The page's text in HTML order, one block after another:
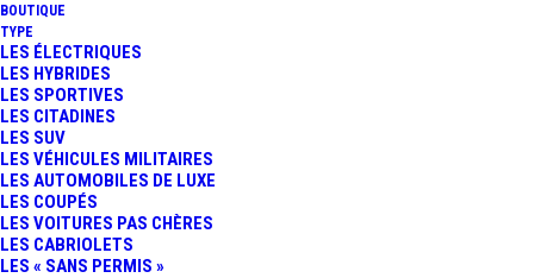
BOUTIQUE
TYPE
LES ÉLECTRIQUES
LES HYBRIDES
LES SPORTIVES
LES CITADINES
LES SUV
LES VÉHICULES MILITAIRES
LES AUTOMOBILES DE LUXE
LES COUPÉS
LES VOITURES PAS CHÈRES
LES CABRIOLETS
LES « SANS PERMIS »